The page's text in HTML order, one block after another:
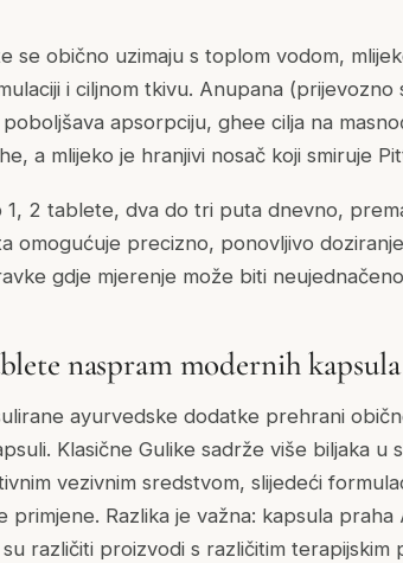
se obično uzimaju s toplom vodom,
i ciljnom tkivu. Anupana (prijevozno
apsorpciju, ghee cilja na
a mlijeko je hranjivi nosač koji smiruje
1, 2 tablete, dva do tri puta dnevno,
omogućuje precizno, ponovljivo
gdje mjerenje može biti
naspram modernih kapsula
ayurvedske dodatke prehrani
Klasične Gulike sadrže više biljaka u
vezivnim sredstvom, slijedeći
primjene. Razlika je važna: kapsula
različiti proizvodi s različitim terapijskim